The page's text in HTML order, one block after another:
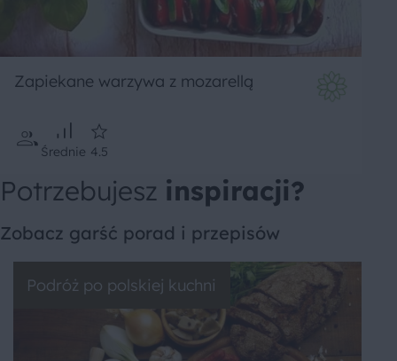
Zapiekane warzywa z mozarellą
Średnie 4.5
Potrzebujesz inspiracji?
Zobacz garść porad i przepisów
Podróż po polskiej kuchni